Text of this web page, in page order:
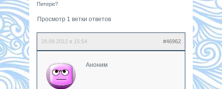
Питере?
Просмотр 1 ветки ответов
28.09.2012 в 15:54 #46962
Аноним